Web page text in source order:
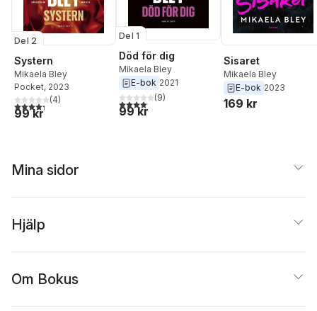
Del 2
Systern
Mikaela Bley
Pocket, 2023
4,3utav 5 stjärnor. Totalt antal röster:
(4)
99 kr
Del 1
Död för dig
Mikaela Bley
E-bok 2021
4,1utav 5 stjärnor. Totalt antal röster:
(9)
99 kr
Sisaret
Mikaela Bley
E-bok 2023
169 kr
Mina sidor
Hjälp
Om Bokus